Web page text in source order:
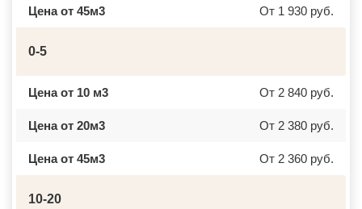
ДЗЕРЖИНСКИЙ
ДМИТРОВ
ДОМОДЕДОВО
ДОРОХОВО
ДУБКИ
ДУБОВАЯ РОЩА
ЕГОРЬЕВСК
ЖИЛЕВО
ЗАПРУДНЯ
Цена от 45м3 От 1 930 руб.
0-5
Цена от 10 м3 От 2 840 руб.
Цена от 20м3 От 2 380 руб.
Цена от 45м3 От 2 360 руб.
10-20